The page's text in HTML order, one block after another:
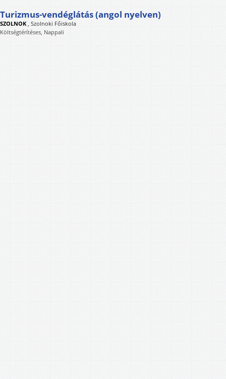
Turizmus-vendéglátás (angol nyelven)
SZOLNOK , Szolnoki Főiskola
Költségtérítéses, Nappali